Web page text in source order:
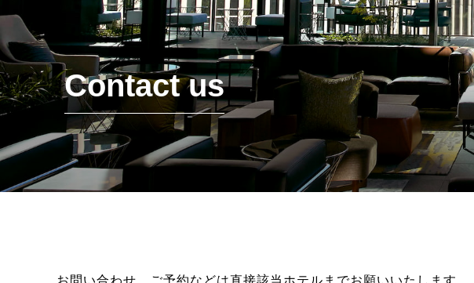
Contact us
お問い合わせ、ご予約などは直接該当ホテルまでお願いいたします。